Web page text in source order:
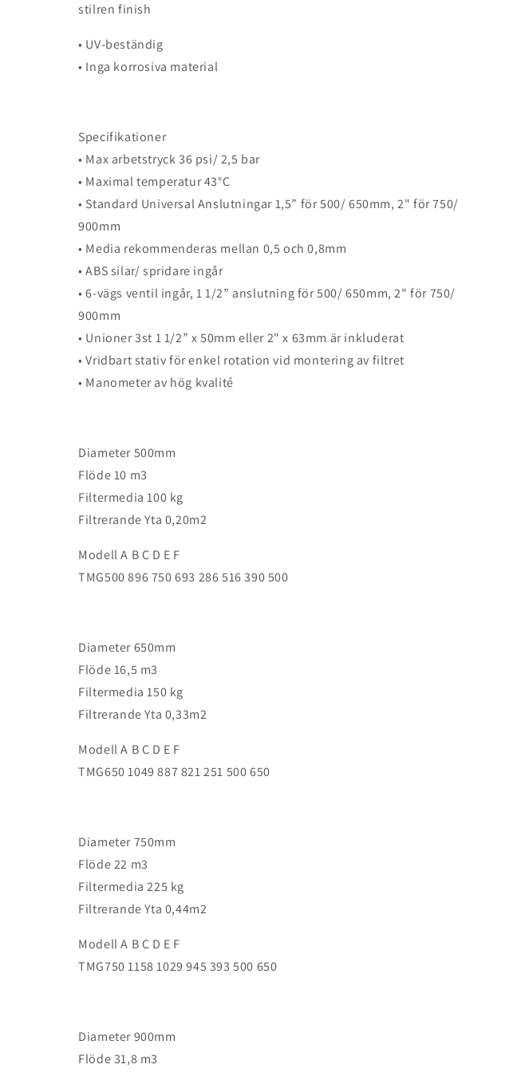
stilren finish
• UV-beständig
• Inga korrosiva material
Specifikationer
• Max arbetstryck 36 psi/ 2,5 bar
• Maximal temperatur 43°C
• Standard Universal Anslutningar 1,5” för 500/ 650mm, 2" för 750/
900mm
• Media rekommenderas mellan 0,5 och 0,8mm
• ABS silar/ spridare ingår
• 6-vägs ventil ingår, 1 1/2” anslutningför 500/ 650mm, 2" för 750/
900mm
• Unioner 3st 1 1/2” x 50mm eller 2" x 63mm är inkluderat
• Vridbart stativ för enkel rotation vid montering av filtret
• Manometer av hög kvalité
Diameter 500mm
Flöde 10 m3
Filtermedia 100 kg
Filtrerande Yta 0,20m2
Modell A B C D E F
TMG500 896 750 693 286 516 390 500
Diameter 650mm
Flöde 16,5 m3
Filtermedia 150 kg
Filtrerande Yta 0,33m2
Modell A B C D E F
TMG650 1049 887 821 251 500 650
Diameter 750mm
Flöde 22 m3
Filtermedia 225 kg
Filtrerande Yta 0,44m2
Modell A B C D E F
TMG750 1158 1029 945 393 500 650
Diameter 900mm
Flöde 31,8 m3